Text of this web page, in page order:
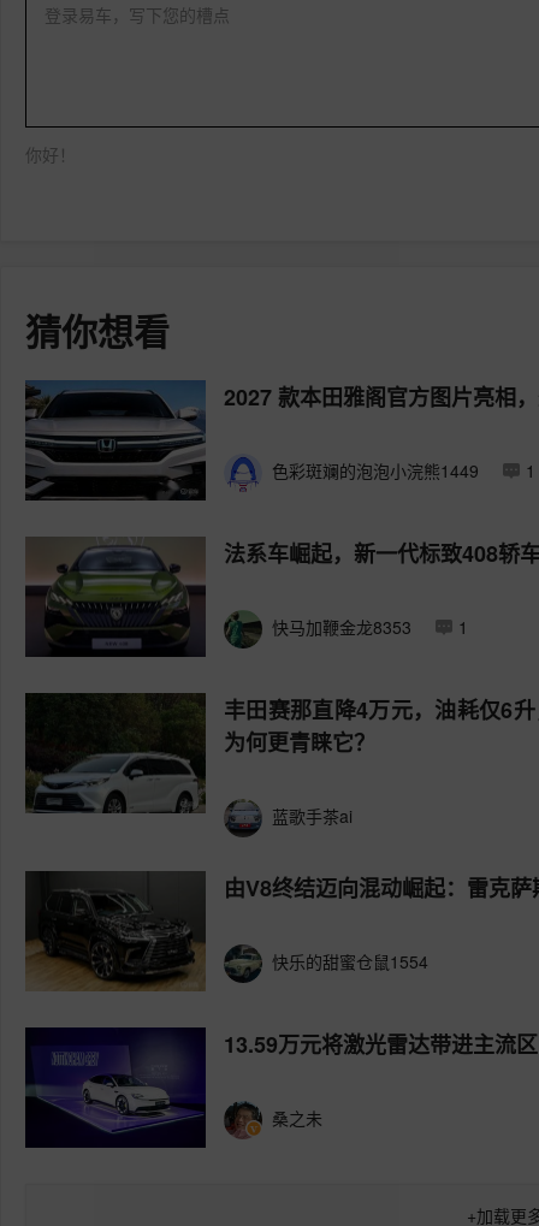
登录易车，写下您的槽点
你好！
猜你想看
2027 款本田雅阁官方图片亮相
色彩斑斓的泡泡小浣熊1449 1
法系车崛起，新一代标致408轿
快马加鞭金龙8353 1
丰田赛那直降4万元，油耗仅6
为何更青睐它？
蓝歌手茶ai
由V8终结迈向混动崛起：雷克
快乐的甜蜜仓鼠1554
13.59万元将激光雷达带进主流
桑之未
+加载更